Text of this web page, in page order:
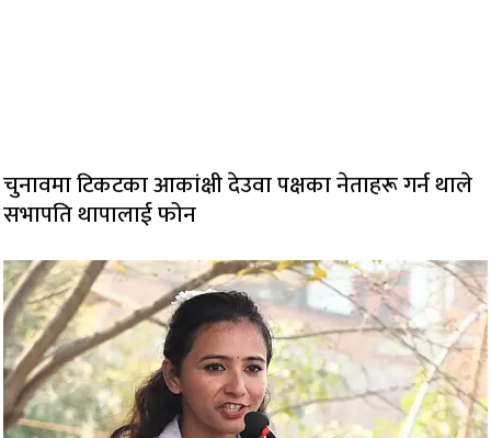
चुनावमा टिकटका आकांक्षी देउवा पक्षका नेताहरू गर्न थाले
सभापति थापालाई फोन